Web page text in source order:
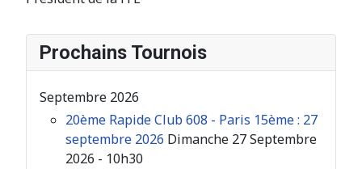
Prochains Tournois
Septembre 2026
20ème Rapide Club 608 - Paris 15ème : 27
septembre 2026 Dimanche 27 Septembre
2026 - 10h30